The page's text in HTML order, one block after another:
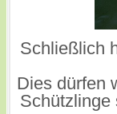
Schließlich
Dies dürfen
Schützlinge